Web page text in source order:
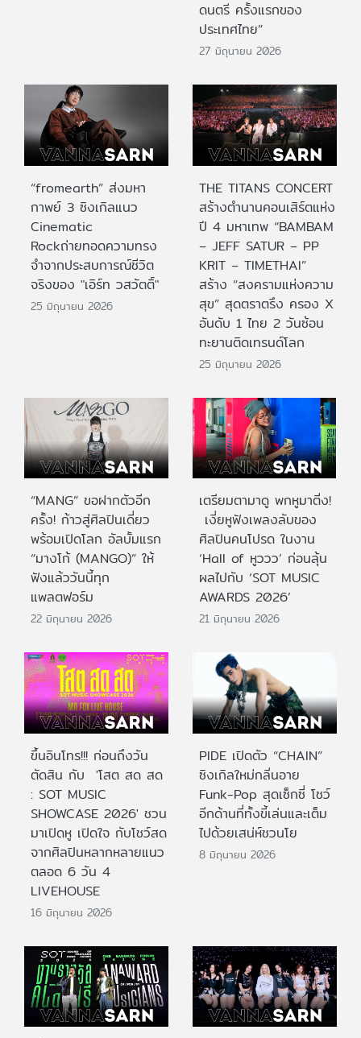
ดนตรี ครั้งแรกของ
ประเทศไทย”
27 มิถุนายน 2026
“fromearth” ส่งมหา
กาพย์ 3 ซิงเกิลแนว
Cinematic
Rockถ่ายทอดความทรง
จำจากประสบการณ์ชีวิต
จริงของ "เอิร์ท วสวัตติ์"
25 มิถุนายน 2026
THE TITANS CONCERT
สร้างตำนานคอนเสิร์ตแห่ง
ปี 4 มหาเทพ “BAMBAM
– JEFF SATUR – PP
KRIT – TIMETHAI”
สร้าง “สงครามแห่งความ
สุข” สุดตราตรึง ครอง X
อันดับ 1 ไทย 2 วันซ้อน
ทะยานติดเทรนด์โลก
25 มิถุนายน 2026
“MANG” ขอฝากตัวอีก
ครั้ง! ก้าวสู่ศิลปินเดี่ยว
พร้อมเปิดโลก อัลบั้มแรก
“มางโก้ (MANGO)” ให้
ฟังแล้ววันนี้ทุก
แพลตฟอร์ม
22 มิถุนายน 2026
เตรียมตามาดู พกหูมาติ่ง!
เงี่ยหูฟังเพลงลับของ
ศิลปินคนโปรด ในงาน
‘Hall of หูววว’ ก่อนลุ้น
ผลไปกับ ‘SOT MUSIC
AWARDS 2026’
21 มิถุนายน 2026
ขึ้นอินโทร!!! ก่อนถึงวัน
ตัดสิน กับ 'โสต สด สด
: SOT MUSIC
SHOWCASE 2026' ชวน
มาเปิดหู เปิดใจ กับโชว์สด
จากศิลปินหลากหลายแนว
ตลอด 6 วัน 4
LIVEHOUSE
16 มิถุนายน 2026
PIDE เปิดตัว “CHAIN”
ซิงเกิลใหม่กลิ่นอาย
Funk-Pop สุดเซ็กซี่ โชว์
อีกด้านที่ทั้งขี้เล่นและเต็ม
ไปด้วยเสน่ห์ชวนโย
8 มิถุนายน 2026